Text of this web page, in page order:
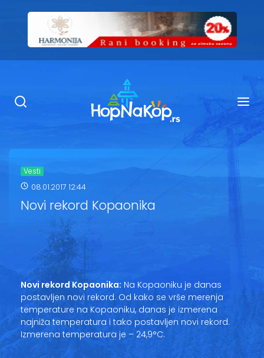
Ugostiteljstvo
Kop Info
Oglasi
Galerija
Vesti
08.01.2017 12:44
Novi rekord Kopaonika
Novi rekord Kopaonika: Na Kopaoniku je danas
postavljen novi rekord. Od kako se vrše merenja
temperature na Kopaoniku, danas je izmerena
najniža temperatura i tako postavljen novi rekord.
Izmerena temperatura je – 24,9°C.